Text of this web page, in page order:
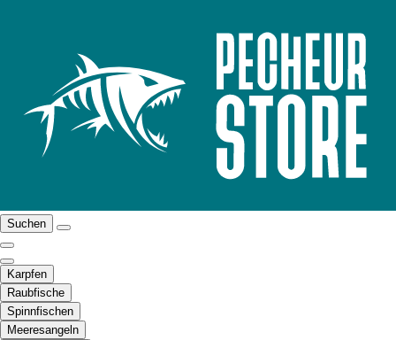
Suchen
Karpfen
Raubfische
Spinnfischen
Meeresangeln